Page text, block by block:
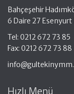
Bahçeşehir
6 Daire 27
Tel: 0212 672 73 85
Fax: 0212 672 73 88
Hızlı Menü